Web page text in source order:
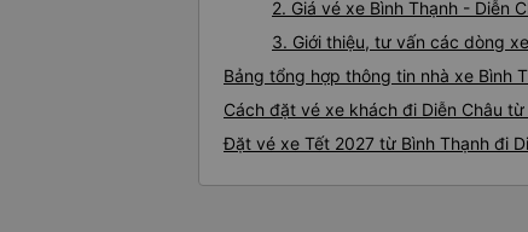
2. Giá vé xe Bình Thạnh - Diễn
3. Giới thiệu, tư vấn các dòng
Bảng tổng hợp thông tin nhà xe Bình
Cách đặt vé xe khách đi Diễn Châu
Đặt vé xe Tết 2027 từ Bình Thạnh đi